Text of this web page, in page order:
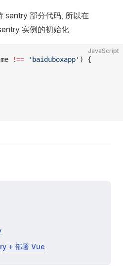
sentry 部分代码, 所以在
实例的初始化
JavaScript
!== 'baiduboxapp' ) {
+ 部署 Vue